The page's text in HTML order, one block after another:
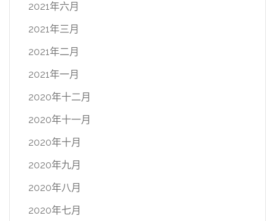
2021年六月
2021年三月
2021年二月
2021年一月
2020年十二月
2020年十一月
2020年十月
2020年九月
2020年八月
2020年七月